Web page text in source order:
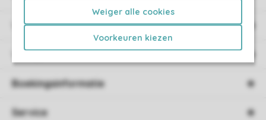
Weiger alle cookies
Voorkeuren kiezen
Vakantieverblijf
Verblijf
Boekingsinformatie
Service